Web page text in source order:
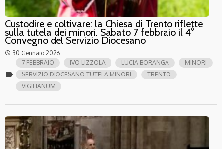
Custodire e coltivare: la Chiesa di Trento riflette
sulla tutela dei minori. Sabato 7 febbraio il 4°
Convegno del Servizio Diocesano
access_time 30 Gennaio 2026
label
7 FEBBRAIO IVO LIZZOLA LUCIA BORANGA
MINORI
SERVIZIO DIOCESANO TUTELA MINORI
TRENTO
VIGILIANUM